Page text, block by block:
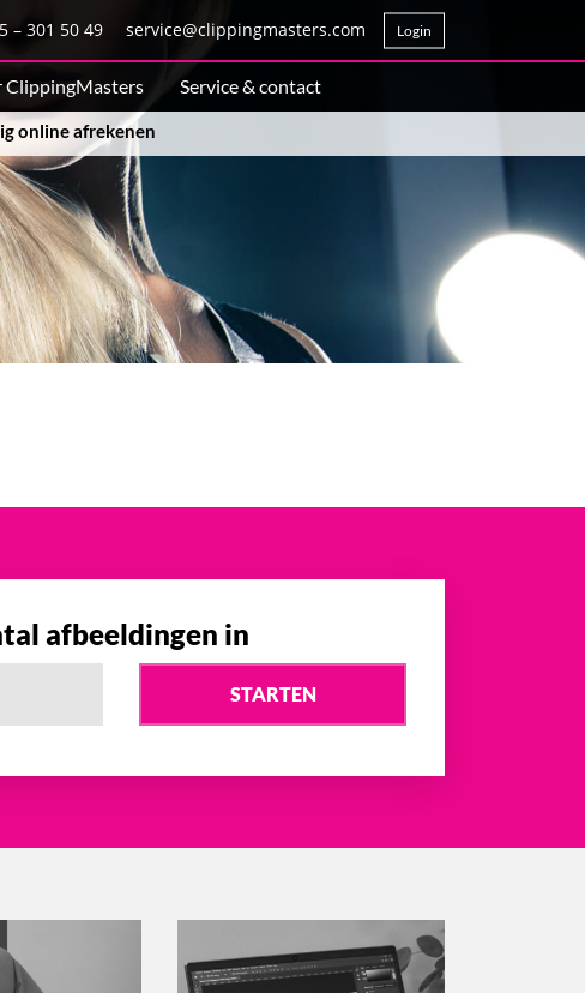
– 301 50 49 service@clippingmasters.com Login
ClippingMasters Service & contact
online afrekenen
afbeeldingen in
STARTEN